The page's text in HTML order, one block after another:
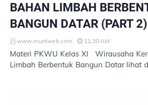
BAHAN LIMBAH
BANGUN DATAR (PART 2)
www.murtiweb.com 11:30 AM
Materi PKWU Kelas XI Wirausaha
Limbah Berbentuk Bangun Datar lihat